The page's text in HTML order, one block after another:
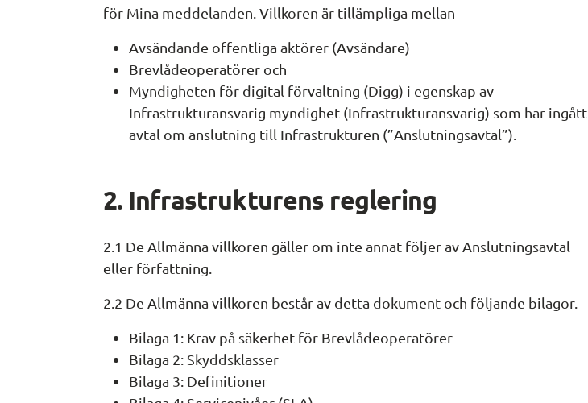
för Mina meddelanden. Villkoren är tillämpliga mellan
Avsändande offentliga aktörer (Avsändare)
Brevlådeoperatörer och
Myndigheten för digital förvaltning (Digg) i egenskap av
Infrastrukturansvarig myndighet (Infrastrukturansvarig) som har ingått
avtal om anslutning till Infrastrukturen (”Anslutningsavtal”).
2. Infrastrukturens reglering
2.1 De Allmänna villkoren gäller om inte annat följer av Anslutningsavtal
eller författning.
2.2 De Allmänna villkoren består av detta dokument och följande bilagor.
Bilaga 1: Krav på säkerhet för Brevlådeoperatörer
Bilaga 2: Skyddsklasser
Bilaga 3: Definitioner